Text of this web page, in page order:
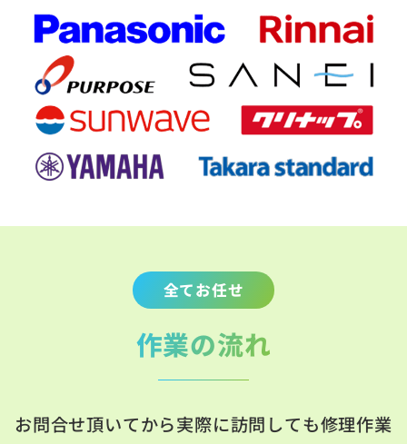
全てお任せ
作業の流れ
お問合せ頂いてから実際に訪問しても修理作業